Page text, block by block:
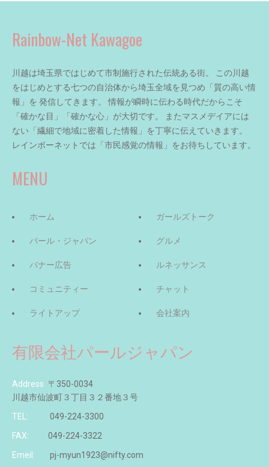
Rainbow-Net Kawagoe
川越は埼玉県ではじめて市制施行された伝統ある街。 この川越
をはじめとする七つの自治体から埼玉全域を見つめ「質の高い情
報」を 発信してきます。 情報が瞬時に伝わる時代だからこそ
「確かな目」「確かな心」が大切です。 またマスメデイアには
ない「繊細で地域に密着した情報」を丁寧に伝えていきます。
レインボーネットでは「市民感覚の情報」をお待ちしています。
MENU
ホーム
パール・ジャパン
バナー広告
コミュニティー
ライトアップ
ガールズトーク
グルメ
ルネッサンス
チャット
会社案内
有限会社パールジャパン
Address 〒350-0034
川越市仙波町３丁目３２番地３号
TEL:
049-224-3300
FAX:
049-224-3322
Emeil:
pj-myun1923@nifty.com